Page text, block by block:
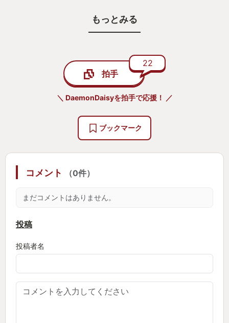
った私はハチの巣になりながら這々の体で帰宅し、
枕を殴り噛みしめ涙で濡らした。私に出来たのは、
「Summoner」を英和辞書で調べながら妄想にふけ
ることだけだった。
メックウォーリア3との出会いは高校生の頃だった。
今や廃刊となった某PCゲーム雑誌に収録されていた
体験版は、今やnVidiaに駆逐された某社製グラボを
は、同誌の記事で強敵として紹介されていた機体
「Thor」を辞書で引きながらチベットスナギツネの
メックウォーリア4との出会いは大学生の頃だった。
った時代だった。製品版を買う余裕がなかった私
数年後、無料版なるものが公開された。私は歓喜す
もっとみる
拍手
22
＼ DaemonDaisyを拍手で応援！ ／
ブックマーク
コメント （0件）
まだコメントはありません。
投稿
投稿者名